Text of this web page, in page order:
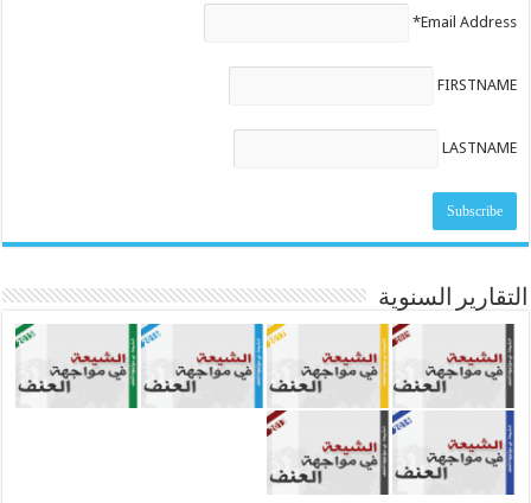
Email Address*
FIRSTNAME
LASTNAME
التقارير السنوية